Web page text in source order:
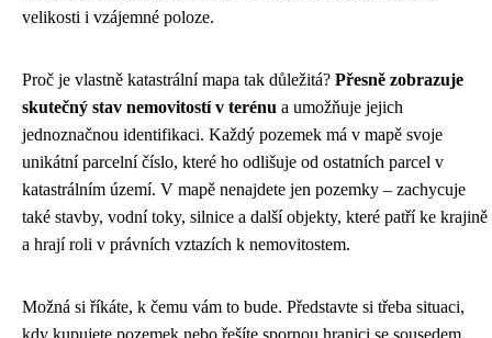
velikosti i vzájemné poloze.
Proč je vlastně katastrální mapa tak důležitá? Přesně zobrazuje
skutečný stav nemovitostí v terénu a umožňuje jejich
jednoznačnou identifikaci. Každý pozemek má v mapě svoje
unikátní parcelní číslo, které ho odlišuje od ostatních parcel v
katastrálním území. V mapě nenajdete jen pozemky – zachycuje
také stavby, vodní toky, silnice a další objekty, které patří ke krajině
a hrají roli v právních vztazích k nemovitostem.
Možná si říkáte, k čemu vám to bude. Představte si třeba situaci,
kdy kupujete pozemek nebo řešíte spornou hranici se sousedem.